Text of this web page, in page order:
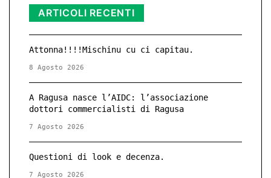
ARTICOLI RECENTI
Attonna!!!!Mischinu cu ci capitau.
8 Agosto 2026
A Ragusa nasce l’AIDC: l’associazione
dottori commercialisti di Ragusa
7 Agosto 2026
Questioni di look e decenza.
7 Agosto 2026